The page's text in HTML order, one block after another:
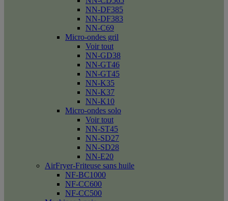
NN-DF385
NN-DF383
NN-C69
Micro-ondes gril
Voir tout
NN-GD38
NN-GT46
NN-GT45
NN-K35
NN-K37
NN-K10
Micro-ondes solo
Voir tout
NN-ST45
NN-SD27
NN-SD28
NN-E20
AirFryer-Friteuse sans huile
NF-BC1000
NF-CC600
NF-CC500